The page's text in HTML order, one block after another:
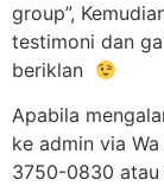
group”,
testimoni dan
beriklan
Apabila
ke admin via
3750-0830